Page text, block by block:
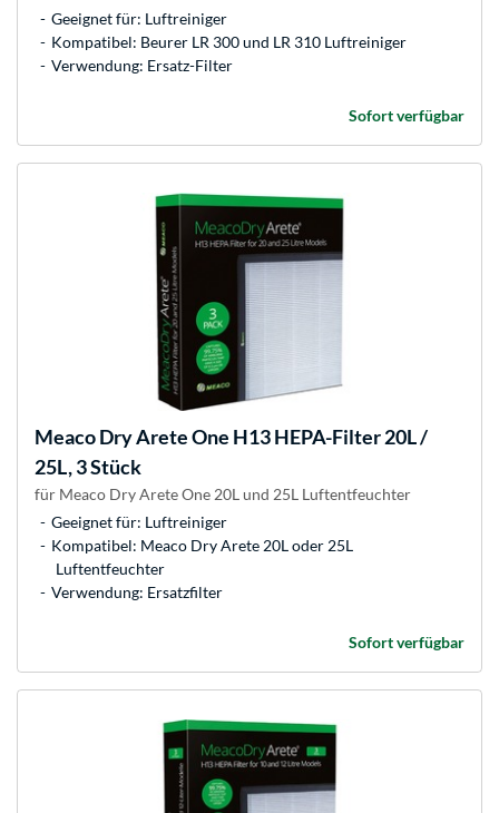
Geeignet für: Luftreiniger
Kompatibel: Beurer LR 300 und LR 310 Luftreiniger
Verwendung: Ersatz-Filter
Sofort verfügbar
MeacoDry Arete One H13 HEPA-Filter 20L /
25L, 3 Stück
für Meaco Dry Arete One 20L und 25L Luftentfeuchter
Geeignet für: Luftreiniger
Kompatibel: Meaco Dry Arete 20L oder 25L
Luftentfeuchter
Verwendung: Ersatzfilter
Sofort verfügbar